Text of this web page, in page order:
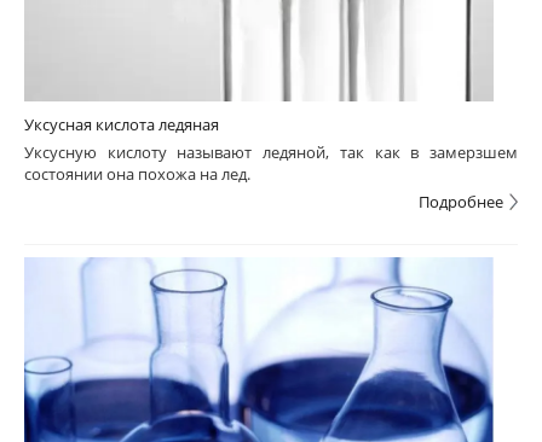
Уксусная кислота ледяная
Уксусную кислоту называют ледяной, так как в замерзшем
состоянии она похожа на лед.
Подробнее